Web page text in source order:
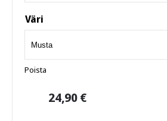
Väri
Poista
24,90€